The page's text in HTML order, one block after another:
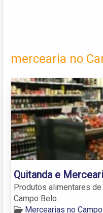
mercearia no
Quitanda e
Produtos alimentares
Campo Belo.
Mercearias no